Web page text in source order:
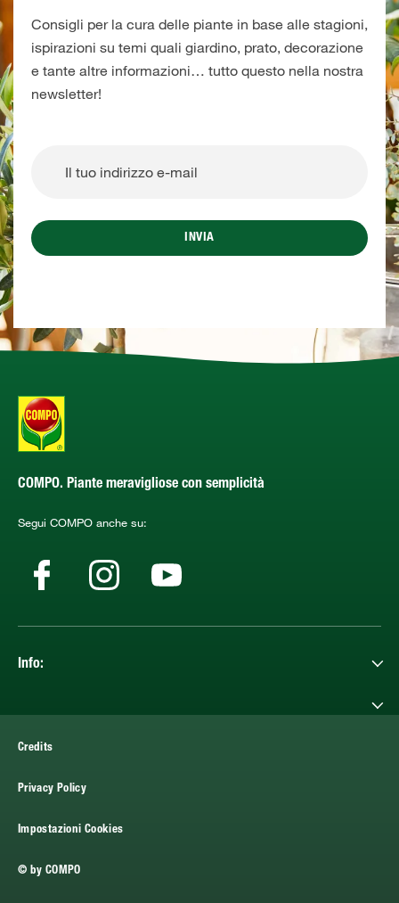
Consigli per la cura delle piante in base alle stagioni,
ispirazioni su temi quali giardino, prato, decorazione
e tante altre informazioni… tutto questo nella nostra
newsletter!
INVIA
COMPO. Piante meravigliose con semplicità
Segui COMPO anche su:
Info:
Credits
Privacy Policy
Impostazioni Cookies
© by COMPO